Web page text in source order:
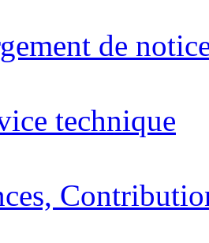
de
technique